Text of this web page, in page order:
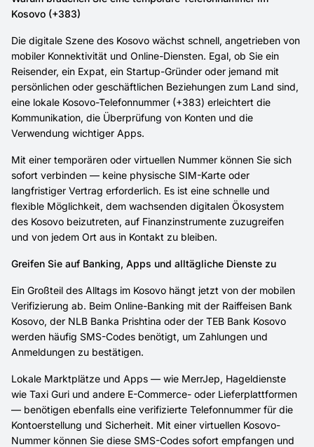
Kosovo (+383)
Die digitale Szene des Kosovo wächst schnell, angetrieben von
mobiler Konnektivität und Online-Diensten. Egal, ob Sie ein
Reisender, ein Expat, ein Startup-Gründer oder jemand mit
persönlichen oder geschäftlichen Beziehungen zum Land sind,
eine lokale Kosovo-Telefonnummer (+383) erleichtert die
Kommunikation, die Überprüfung von Konten und die
Verwendung wichtiger Apps.
Mit einer temporären oder virtuellen Nummer können Sie sich
sofort verbinden — keine physische SIM-Karte oder
langfristiger Vertrag erforderlich. Es ist eine schnelle und
flexible Möglichkeit, dem wachsenden digitalen Ökosystem
des Kosovo beizutreten, auf Finanzinstrumente zuzugreifen
und von jedem Ort aus in Kontakt zu bleiben.
Greifen Sie auf Banking, Apps und alltägliche Dienste zu
Ein Großteil des Alltags im Kosovo hängt jetzt von der mobilen
Verifizierung ab. Beim Online-Banking mit der Raiffeisen Bank
Kosovo, der NLB Banka Prishtina oder der TEB Bank Kosovo
werden häufig SMS-Codes benötigt, um Zahlungen und
Anmeldungen zu bestätigen.
Lokale Marktplätze und Apps — wie MerrJep, Hageldienste
wie Taxi Guri und andere E-Commerce- oder Lieferplattformen
— benötigen ebenfalls eine verifizierte Telefonnummer für die
Kontoerstellung und Sicherheit. Mit einer virtuellen Kosovo-
Nummer können Sie diese SMS-Codes sofort empfangen und